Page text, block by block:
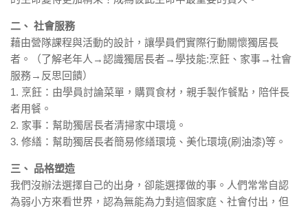
二、 社會服務
藉由營隊課程與活動的設計，讓學員們實際行動關懷獨居長
者。（了解老年人→認識獨居長者→學技能:烹飪、家事→社會
服務→反思回饋）
1. 烹飪：由學員討論菜單，購買食材，親手製作餐點，陪伴長
者用餐。
2. 家事：幫助獨居長者清掃家中環境。
3. 修繕：幫助獨居長者簡易修繕環境、美化環境(刷油漆)等。
三、 品格塑造
我們沒辦法選擇自己的出身，卻能選擇做的事。人們常常自認
為弱小方來看世界，認為無能為力對這個家庭、社會付出，但